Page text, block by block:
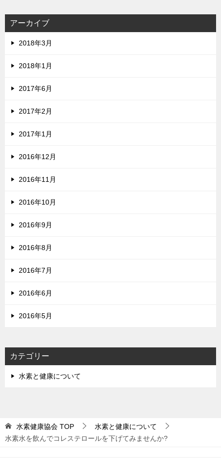
アーカイブ
2018年3月
2018年1月
2017年6月
2017年2月
2017年1月
2016年12月
2016年11月
2016年10月
2016年9月
2016年8月
2016年7月
2016年6月
2016年5月
カテゴリー
水素と健康について
水素健康協会 TOP
水素と健康について
水素水を飲んでコレステロールを下げてみませんか?